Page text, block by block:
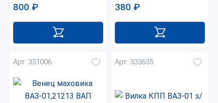
800 ₽ 380 ₽
Арт. 351006 Арт. 333635